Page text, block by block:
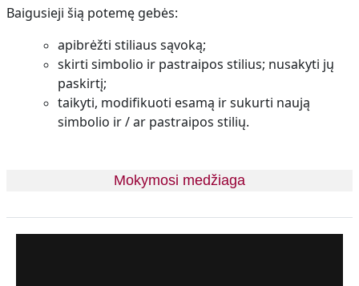
Baigusieji šią potemę gebės:
apibrėžti stiliaus sąvoką;
skirti simbolio ir pastraipos stilius; nusakyti jų
paskirtį;
taikyti, modifikuoti esamą ir sukurti naują
simbolio ir / ar pastraipos stilių.
Mokymosi medžiaga